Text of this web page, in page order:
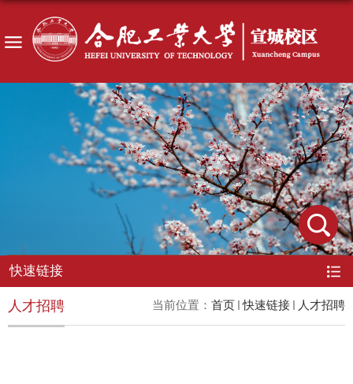
快速链接
当前位置： 首页 快速链接 人才招聘
人才招聘